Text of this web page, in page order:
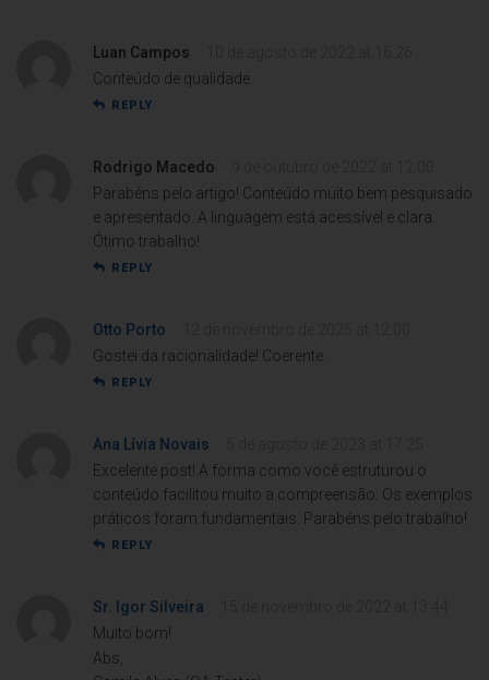
Luan Campos
Conteúdo de qualidade.
REPLY
Rodrigo Macedo
Parabéns pelo artigo! Conteúdo muito bem pesquisado
e apresentado. A linguagem está acessível e clara.
Ótimo trabalho!
REPLY
Otto Porto
Gostei da racionalidade! Coerente.
REPLY
Ana Lívia Novais
Excelente post! A forma como você estruturou o
conteúdo facilitou muito a compreensão. Os exemplos
práticos foram fundamentais. Parabéns pelo trabalho!
REPLY
Sr. Igor Silveira
Muito bom!
Abs,